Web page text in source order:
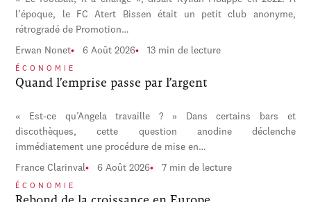
l’époque, le FC Atert Bissen était un petit club anonyme,
rétrogradé de Promotion…
Erwan Nonet 6 Août 2026 13 min de lecture
ÉCONOMIE
Quand l’emprise passe par l’argent
« Est-ce qu’Angela travaille ? » Dans certains bars et
discothèques, cette question anodine déclenche
immédiatement une procédure de mise en…
France Clarinval 6 Août 2026 7 min de lecture
ÉCONOMIE